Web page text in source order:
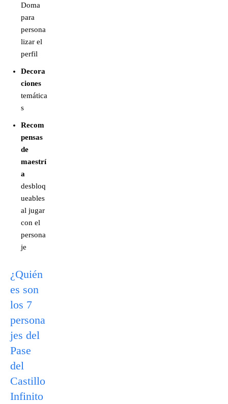
Doma
para
persona
lizar el
perfil
Decora
ciones
temática
s
Recom
pensas
de
maestrí
a
desbloq
ueables
al jugar
con el
persona
je
¿Quién
es son
los 7
persona
jes del
Pase
del
Castillo
Infinito